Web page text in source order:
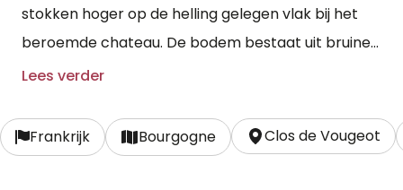
stokken hoger op de helling gelegen vlak bij het
beroemde chateau. De bodem bestaat uit bruine
kalksteen en klei en de druiven worden hand
vaten voor een periode van 14 maanden, 40% van
de vaten worden jaarlijks vernieuwd. Hierna rust de
Lees verder
Frankrijk Bourgogne Clos de Vougeot